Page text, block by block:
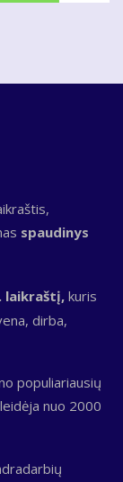
spaudinys
laikraštį,kuris
dirba,
populiariausių
leidėja nuo 2000